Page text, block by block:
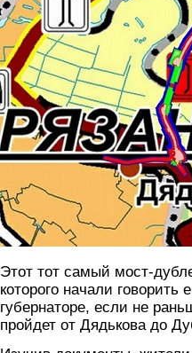
Этот тот самый мост-
которого начали
губернаторе, если не
пройдет от Дядькова до